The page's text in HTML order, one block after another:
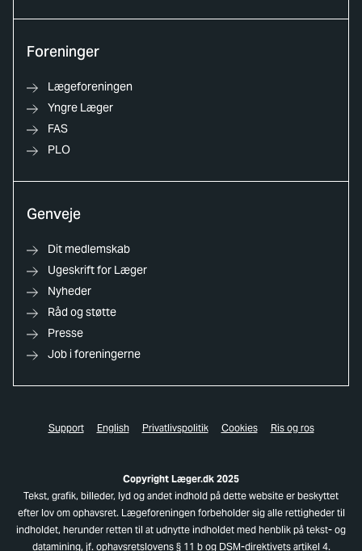
Foreninger
Lægeforeningen
Yngre Læger
FAS
PLO
Genveje
Dit medlemskab
Ugeskrift for Læger
Nyheder
Råd og støtte
Presse
Job i foreningerne
Support English Privatlivspolitik Cookies Ris og ros
Copyright Læger.dk 2025
Tekst, grafik, billeder, lyd og andet indhold på dette website er beskyttet
efter lov om ophavsret. Lægeforeningen forbeholder sig alle rettigheder til
indholdet, herunder retten til at udnytte indholdet med henblik på tekst- og
datamining, jf. ophavsretslovens § 11 b og DSM-direktivets artikel 4.